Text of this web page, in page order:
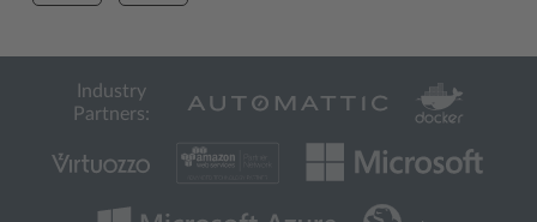
Industry
Partners: